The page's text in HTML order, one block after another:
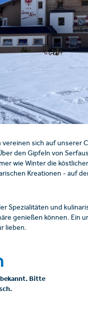
sich auf unserer
den Gipfeln von
wie Winter die
Kreationen - auf
Spezialitäten und
genießen können. Ein
lieben.
Bitte